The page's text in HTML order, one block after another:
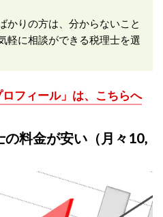
かりの方は、分からないこと
軽に相談ができる税理士を選
ロフィール」は、こちらへ
の料金が安い（月々10,